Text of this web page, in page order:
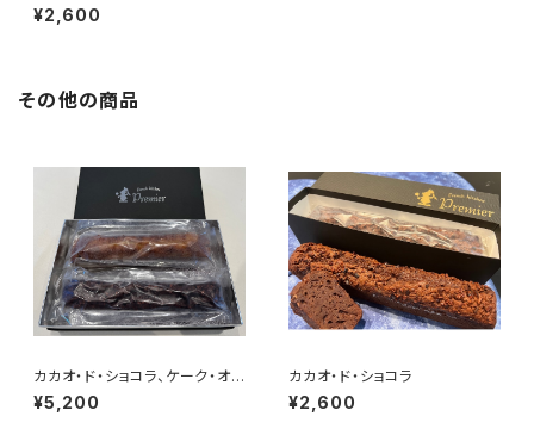
¥2,600
その他の商品
カカオ・ド・ショコラ、ケーク・オ・
フリュイ セット
¥5,200
カカオ・ド・ショコラ
¥2,600